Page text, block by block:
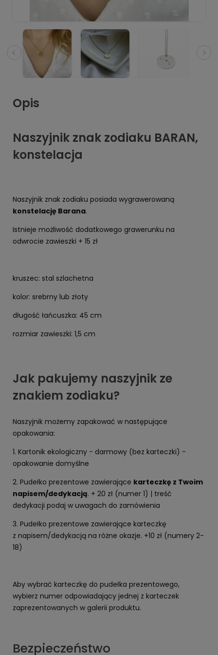
Opis
Naszyjnik znak zodiaku BARAN,
konstelacja
Naszyjnik znak zodiaku posiada wygrawerowaną
konstelację Barana.
Istnieje możliwość dodatkowego grawerunku na
odwrocie zawieszki + 15 zł
kruszec: stal szlachetna
kolor: srebrny lub złoty
długość łańcuszka: 45 cm
rozmiar zawieszki: 1,5 cm
Jak pakujemy naszyjnik ze
znakiem zodiaku?
Naszyjnik możemy zapakować w następujące
opakowania:
1. Kartonik ekologiczny - darmowy (bez karteczki) -
opakowanie domyślne
2. Pudełko prezentowe zawierające karteczkę z Twoim
napisem/dedykacją. + 20 zł (numer 1) | treść
dedykacji podaj w uwagach do zamówienia
3. Pudełko prezentowe zawierające karteczkę
z napisem/dedykacją na różne okazje. +10 zł (numery 2-
18)
Aby wybrać karteczkę do pudełka prezentowego,
wybierz numer odpowiadający jednej z karteczek
zaprezentowanych w galerii produktu.
Bezpieczeństwo